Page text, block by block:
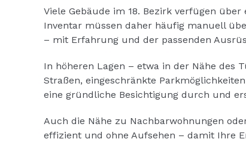
Viele Gebäude im 18. Bezirk verfügen
Inventar müssen daher häufig manuell
– mit Erfahrung und der passenden
In höheren Lagen – etwa in der Nähe des
Straßen, eingeschränkte
eine gründliche Besichtigung durch und
Auch die Nähe zu Nachbarwohnungen
effizient und ohne Aufsehen – damit Ihre